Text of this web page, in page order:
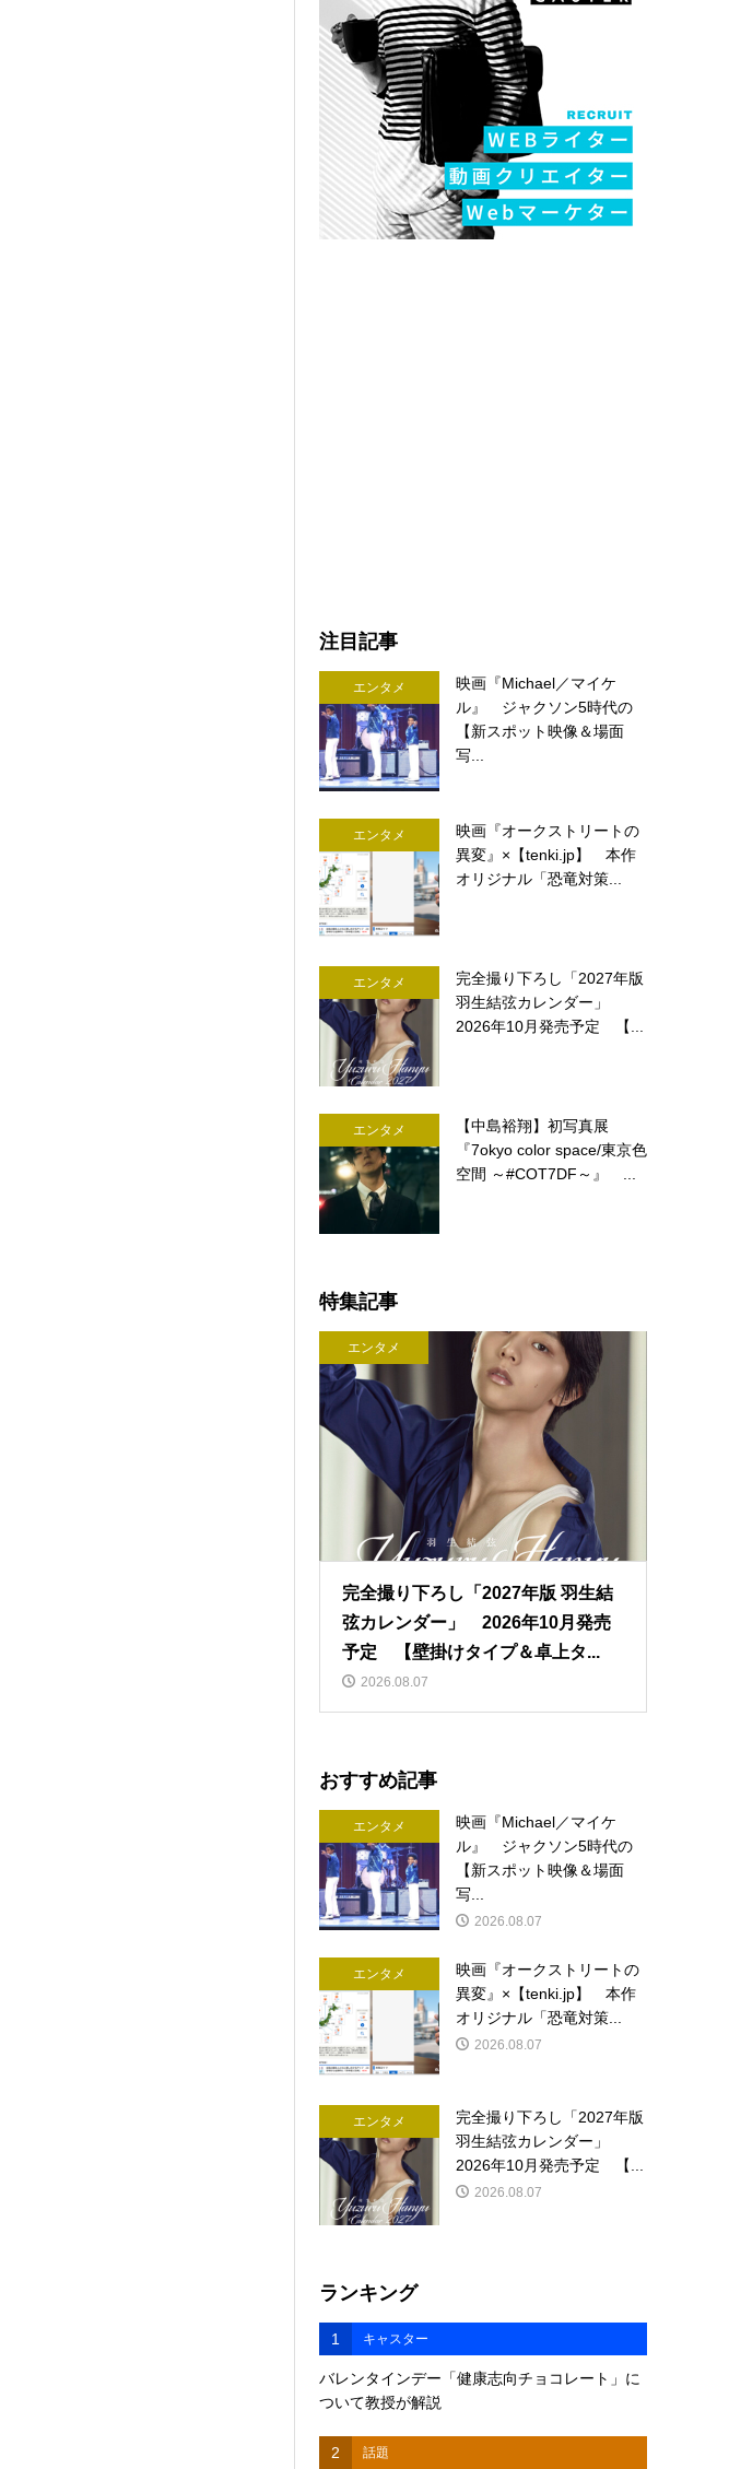
注目記事
エンタメ
映画『Michael／マイケ
ル』 ジャクソン5時代の
【新スポット映像＆場面
写...
エンタメ
映画『オークストリートの
異変』×【tenki.jp】 本作
オリジナル「恐竜対策...
エンタメ
完全撮り下ろし「2027年版
羽生結弦カレンダー」
2026年10月発売予定 【...
エンタメ
【中島裕翔】初写真展
『7okyo color space/東京色
空間 ～#COT7DF～』 ...
特集記事
エンタメ
完全撮り下ろし「2027年版 羽生結
弦カレンダー」 2026年10月発売
予定 【壁掛けタイプ＆卓上タ...
2026.08.07
おすすめ記事
エンタメ
映画『Michael／マイケ
ル』 ジャクソン5時代の
【新スポット映像＆場面
写...
2026.08.07
エンタメ
映画『オークストリートの
異変』×【tenki.jp】 本作
オリジナル「恐竜対策...
2026.08.07
エンタメ
完全撮り下ろし「2027年版
羽生結弦カレンダー」
2026年10月発売予定 【...
2026.08.07
ランキング
1 キャスター
バレンタインデー「健康志向チョコレート」に
ついて教授が解説
2 話題